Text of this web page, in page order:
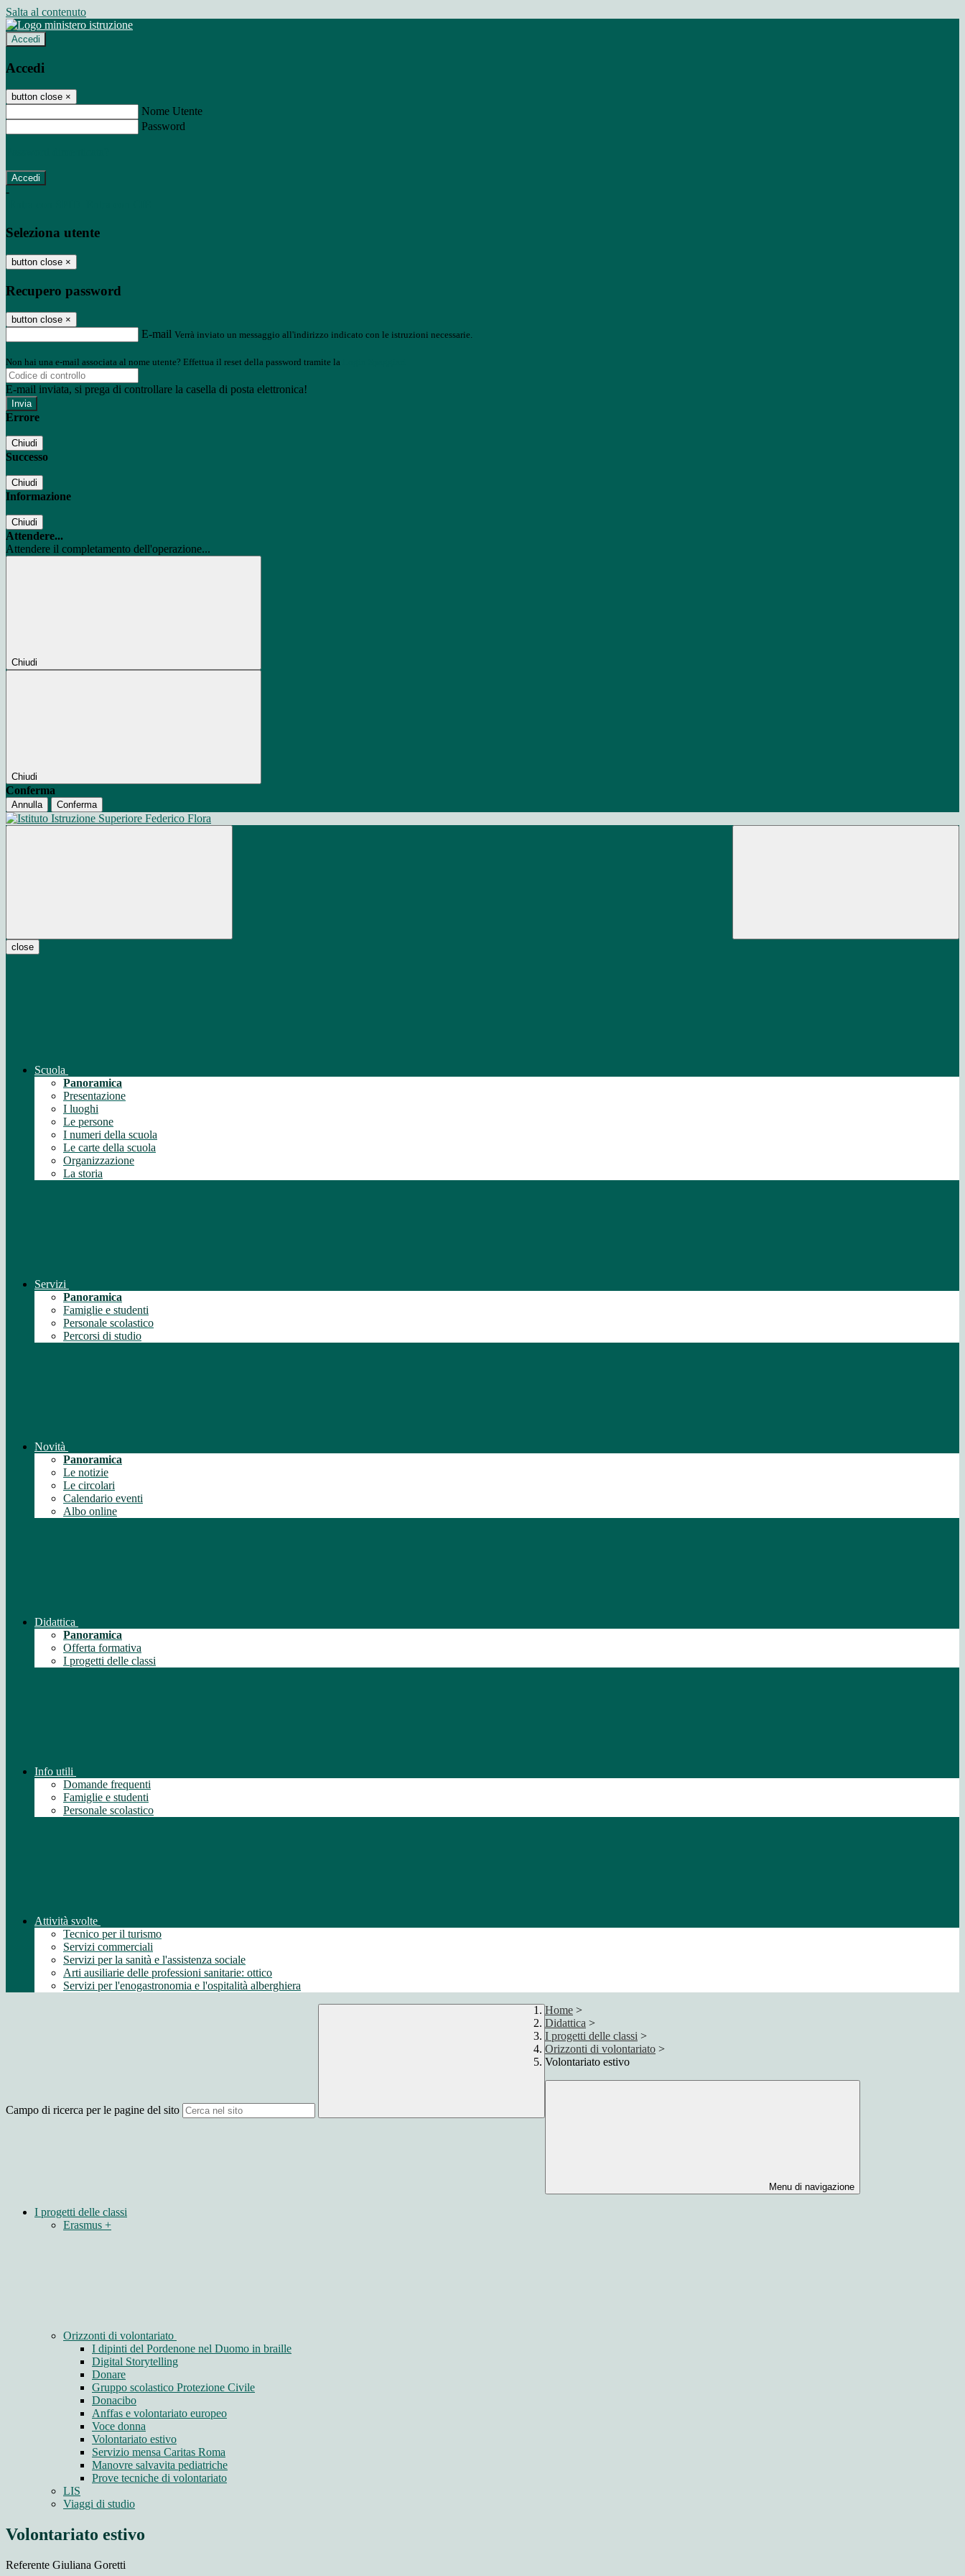
Salta al contenuto
Accedi
Accedi
button close ×
Nome Utente
Password
-
Seleziona utente
button close ×
Recupero password
button close ×
E-mail Verrà inviato un messaggio all'indirizzo indicato con le istruzioni necessarie.
Non hai una e-mail associata al nome utente? Effettua il reset della password tramite la
E-mail inviata, si prega di controllare la casella di posta elettronica!
Errore
Chiudi
Successo
Chiudi
Informazione
Chiudi
Attendere...
Attendere il completamento dell'operazione...
Chiudi
Chiudi
Conferma
Annulla Conferma
close
Scuola
Panoramica
Presentazione
I luoghi
Le persone
I numeri della scuola
Le carte della scuola
Organizzazione
La storia
Servizi
Panoramica
Famiglie e studenti
Personale scolastico
Percorsi di studio
Novità
Panoramica
Le notizie
Le circolari
Calendario eventi
Albo online
Didattica
Panoramica
Offerta formativa
I progetti delle classi
Info utili
Domande frequenti
Famiglie e studenti
Personale scolastico
Attività svolte
Tecnico per il turismo
Servizi commerciali
Servizi per la sanità e l'assistenza sociale
Arti ausiliarie delle professioni sanitarie: ottico
Servizi per l'enogastronomia e l'ospitalità alberghiera
Campo di ricerca per le pagine del sito
Home >
Didattica >
I progetti delle classi >
Orizzonti di volontariato >
Volontariato estivo
Menu di navigazione
I progetti delle classi
Erasmus +
Orizzonti di volontariato
I dipinti del Pordenone nel Duomo in braille
Digital Storytelling
Donare
Gruppo scolastico Protezione Civile
Donacibo
Anffas e volontariato europeo
Voce donna
Volontariato estivo
Servizio mensa Caritas Roma
Manovre salvavita pediatriche
Prove tecniche di volontariato
LIS
Viaggi di studio
Volontariato estivo
Referente Giuliana Goretti